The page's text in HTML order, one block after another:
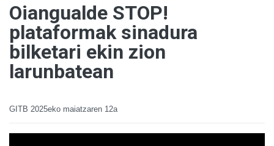
Oiangualde STOP!
plataformak sinadura
bilketari ekin zion
larunbatean
GITB 2025eko maiatzaren 12a